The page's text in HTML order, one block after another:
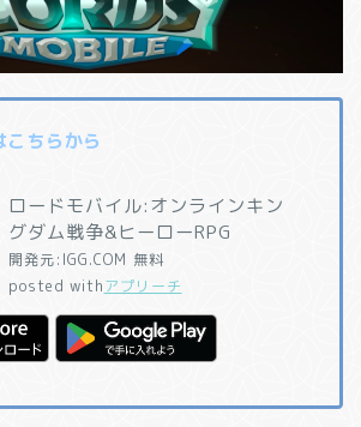
ちらから
ロードモバイル:オンラインキン
グダム戦争&ヒーローRPG
開発元: IGG.COM 無料
posted withアプリーチ